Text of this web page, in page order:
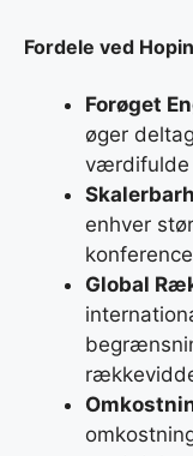
Fordele ved Hopin
Forøget
øger
værdifulde
enhver
Global